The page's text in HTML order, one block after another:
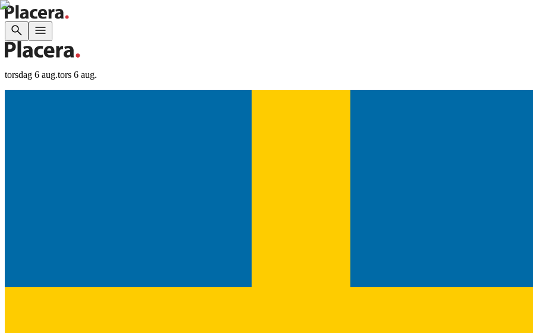
torsdag 6 aug.tors 6 aug.